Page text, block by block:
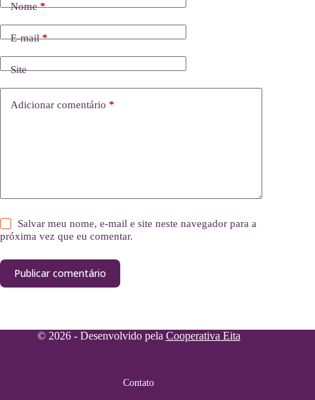
Nome*
E-mail*
Site
Adicionar comentário *
Salvar meu nome, e-mail e site neste navegador para a
próxima vez que eu comentar.
Publicar comentário
© 2026 - Desenvolvido pela Cooperativa Eita
Contato